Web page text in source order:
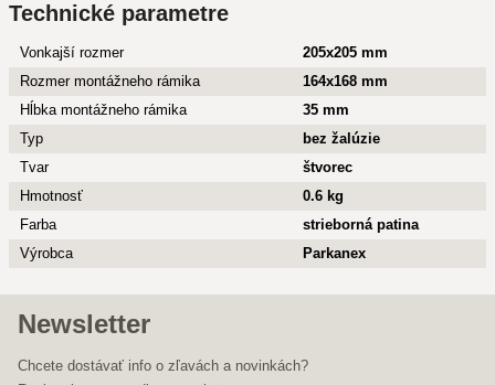
Technické parametre
Vonkajší rozmer
205x205 mm
Rozmer montážneho rámika
164x168 mm
Hĺbka montážneho rámika
35 mm
Typ
bez žalúzie
Tvar
štvorec
Hmotnosť
0.6 kg
Farba
strieborná patina
Výrobca
Parkanex
Newsletter
Chcete dostávať info o zľavách a novinkách?